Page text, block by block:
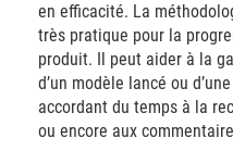
en efficacité. La
très pratique pour la
produit. Il peut aider à la
d’un modèle lancé ou
accordant du temps à la
ou encore aux